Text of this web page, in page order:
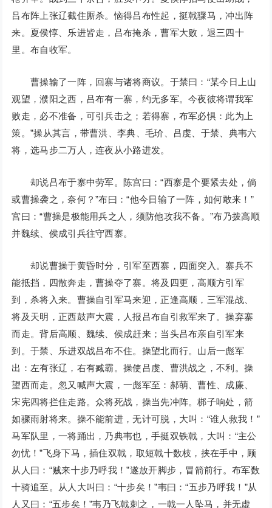
吕布阵上张辽截住厮杀。恼得吕布性起，挺戟骤马，冲出阵
来。夏侯惇、乐进皆走，吕布掩杀，曹军大败，退三四十
里。布自收军。
曹操输了一阵，回寨与诸将商议。于禁曰：“某今日上山
观望，濮阳之西，吕布有一寨，约无多军。今夜彼将谓我军
败走，必不准备，可引兵击之；若得寨，布军必惧：此为上
策。”操从其言，带曹洪、李典、毛玠、吕虔、于禁、典韦六
将，选马步二万人，连夜从小路进发。
却说吕布于寨中劳军。陈宫曰：“西寨是个要紧去处，倘
或曹操袭之，奈何？”布曰：“他今日输了一阵，如何敢来！”
宫曰：“曹操是极能用兵之人，须防他攻我不备。”布乃拨高顺
并魏续、侯成引兵往守西寨。
却说曹操于黄昏时分，引军至西寨，四面突入。寨兵不
能抵挡，四散奔走，曹操夺了寨。将及四更，高顺方引军
到，杀将入来。曹操自引军马来迎，正逢高顺，三军混战、
将及天明，正西鼓声大震，人报吕布自引救军来了。操弃寨
而走。背后高顺、魏续、侯成赶来；当头吕布亲自引军来
到。于禁、乐进双战吕布不住。操望北而行。山后一彪军
出：左有张辽，右有臧霸。操使吕虔、曹洪战之，不利。操
望西而走。忽又喊声大震，一彪军至：郝萌、曹性、成廉、
宋宪四将拦住走路。众将死战，操当先冲阵。梆子响处，箭
如骤雨射将来。操不能前进，无计可脱，大叫：“谁人救我！”
马军队里，一将踊出，乃典韦也，手挺双铁戟，大叫：“主公
勿忧！”飞身下马，插住双戟，取短戟十数枝，挟在手中，顾
从人曰：“贼来十步乃呼我！”遂放开脚步，冒箭前行。布军数
十骑追至。从人大叫曰：“十步矣！”韦曰：“五步乃呼我！”从
人又曰：“五步矣！”韦乃飞戟刺之，一戟一人坠马，并无虚